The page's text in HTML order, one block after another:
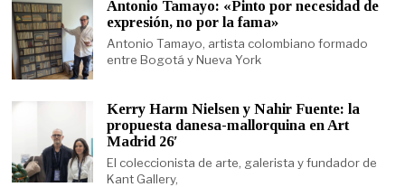
Antonio Tamayo: «Pinto por necesidad de
expresión, no por la fama»
Antonio Tamayo, artista colombiano formado
entre Bogotá y Nueva York
Kerry Harm Nielsen y Nahir Fuente: la
propuesta danesa-mallorquina en Art
Madrid 26′
El coleccionista de arte, galerista y fundador de
Kant Gallery,